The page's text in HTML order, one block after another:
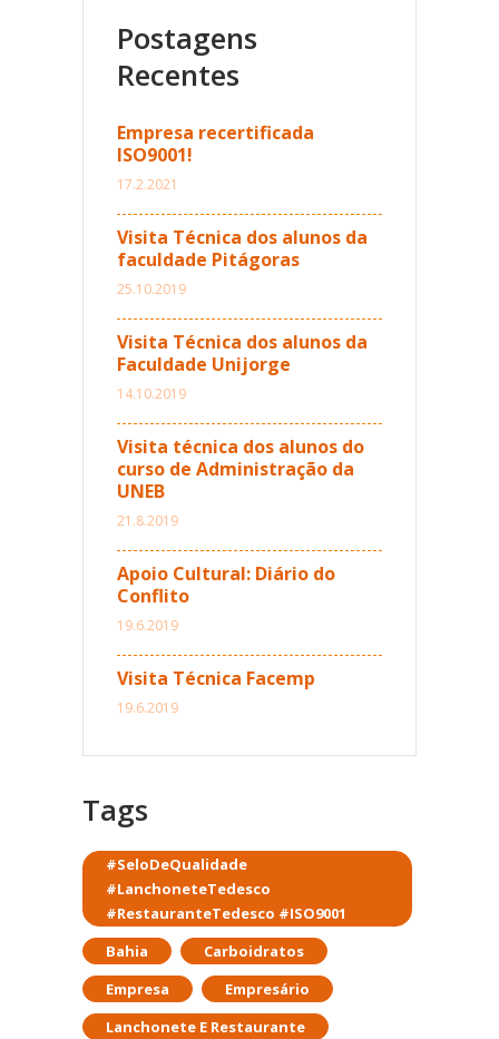
Postagens
Recentes
Empresa recertificada
ISO9001!
17.2.2021
Visita Técnica dos alunos da
faculdade Pitágoras
25.10.2019
Visita Técnica dos alunos da
Faculdade Unijorge
14.10.2019
Visita técnica dos alunos do
curso de Administração da
UNEB
21.8.2019
Apoio Cultural: Diário do
Conflito
19.6.2019
Visita Técnica Facemp
19.6.2019
Tags
#SeloDeQualidade
#LanchoneteTedesco
#RestauranteTedesco #ISO9001
Bahia
Carboidratos
Empresa
Empresário
Lanchonete E Restaurante